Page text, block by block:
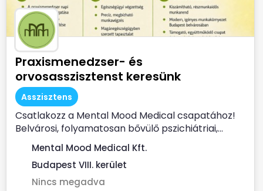
Praxismenedzser- és
orvosasszisztenst keresünk
Asszisztens
Csatlakozz a Mental Mood Medical csapatához!
Belvárosi, folyamatosan bővülő pszichiátriai,...
Mental Mood Medical Kft.
Budapest VIII. kerület
Nincs megadva